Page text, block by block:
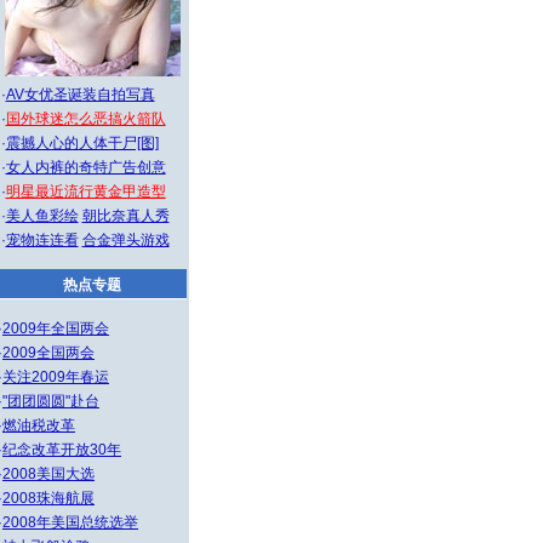
·AV女优圣诞装自拍写真
· 国外球迷怎么恶搞火箭队
·震撼人心的人体干尸[图]
·女人内裤的奇特广告创意
·明星最近流行黄金甲造型
·美人鱼彩绘 朝比奈真人秀
·宠物连连看 合金弹头游戏
热点专题
·2009年全国两会
·2009全国两会
·关注2009年春运
·"团团圆圆"赴台
·燃油税改革
·纪念改革开放30年
·2008美国大选
·2008珠海航展
·2008年美国总统选举